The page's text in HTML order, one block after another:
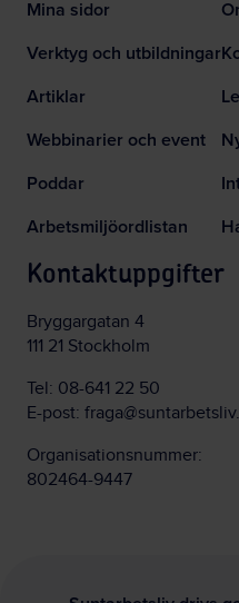
Mina sidor
Verktyg och utbildningar
Artiklar
Webbinarier och event
Poddar
Arbetsmiljöordlistan
Kontaktuppgifter
Bryggargatan 4
111 21 Stockholm
Tel: 08-641 22 50
E-post:
Organisationsnummer:
802464-9447